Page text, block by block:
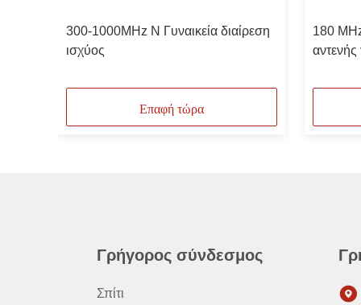
300-1000MHz N Γυναικεία διαίρεση
ισχύος
Επαφή τώρα
180
Γρήγορος σύνδεσμος
Σπίτι